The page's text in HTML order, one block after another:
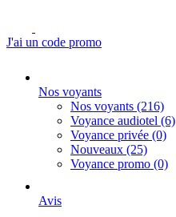
J'ai un code promo
Nos voyants
Nos voyants (216)
Voyance audiotel (6)
Voyance privée (0)
Nouveaux (25)
Voyance promo (0)
Avis